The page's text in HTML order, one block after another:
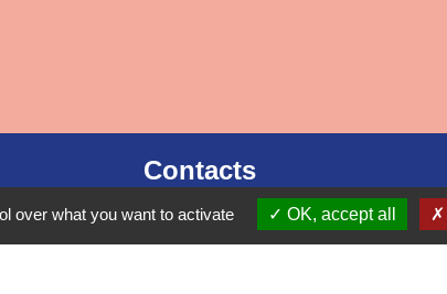
Contacts
Commune de Mirande
over what you want to activate OK, accept all